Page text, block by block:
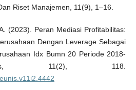
Riset Manajemen, 11(9), 1–16.
(2023). Peran Mediasi Profitabilitas:
Dengan Leverage Sebagai
Idx Bumn 20 Periode 2018-
11(2), 118.